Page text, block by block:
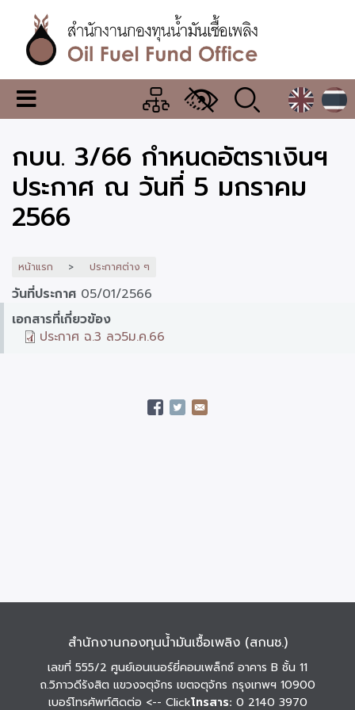
เนื้อหา
หลักสำนักงาน
กองทุน
น้ำมัน
เชื้อ
เพลิง
เมนู
เปลี่ยน
แสดง
ผล
กบน. 3/66 กำหนดอัตราเงินฯ
ประกาศ ณ วันที่ 5 มกราคม
2566
หน้าแรก ประกาศต่าง ๆ
วันที่ประกาศ 05/01/2566
เอกสารที่เกี่ยวข้อง
ประกาศ ฉ.3 ลว5ม.ค.66
สำนักงานกองทุนน้ำมันเชื้อเพลิง (สกนช.)
เลขที่ 555/2 ศูนย์เอนเนอร์ยี่คอมเพล็กซ์ อาคาร B ชั้น 11
ถ.วิภาวดีรังสิต แขวงจตุจักร เขตจตุจักร กรุงเทพฯ 10900
เบอร์โทรศัพท์ติดต่อ <-- Clickโทรสาร: 0 2140 3970